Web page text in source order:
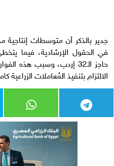
في الحقول الإرشادية، فيما
حاجز الـ32 إردب، وسبب
الالتزام بتنفيذ المُعاملات الزراعية